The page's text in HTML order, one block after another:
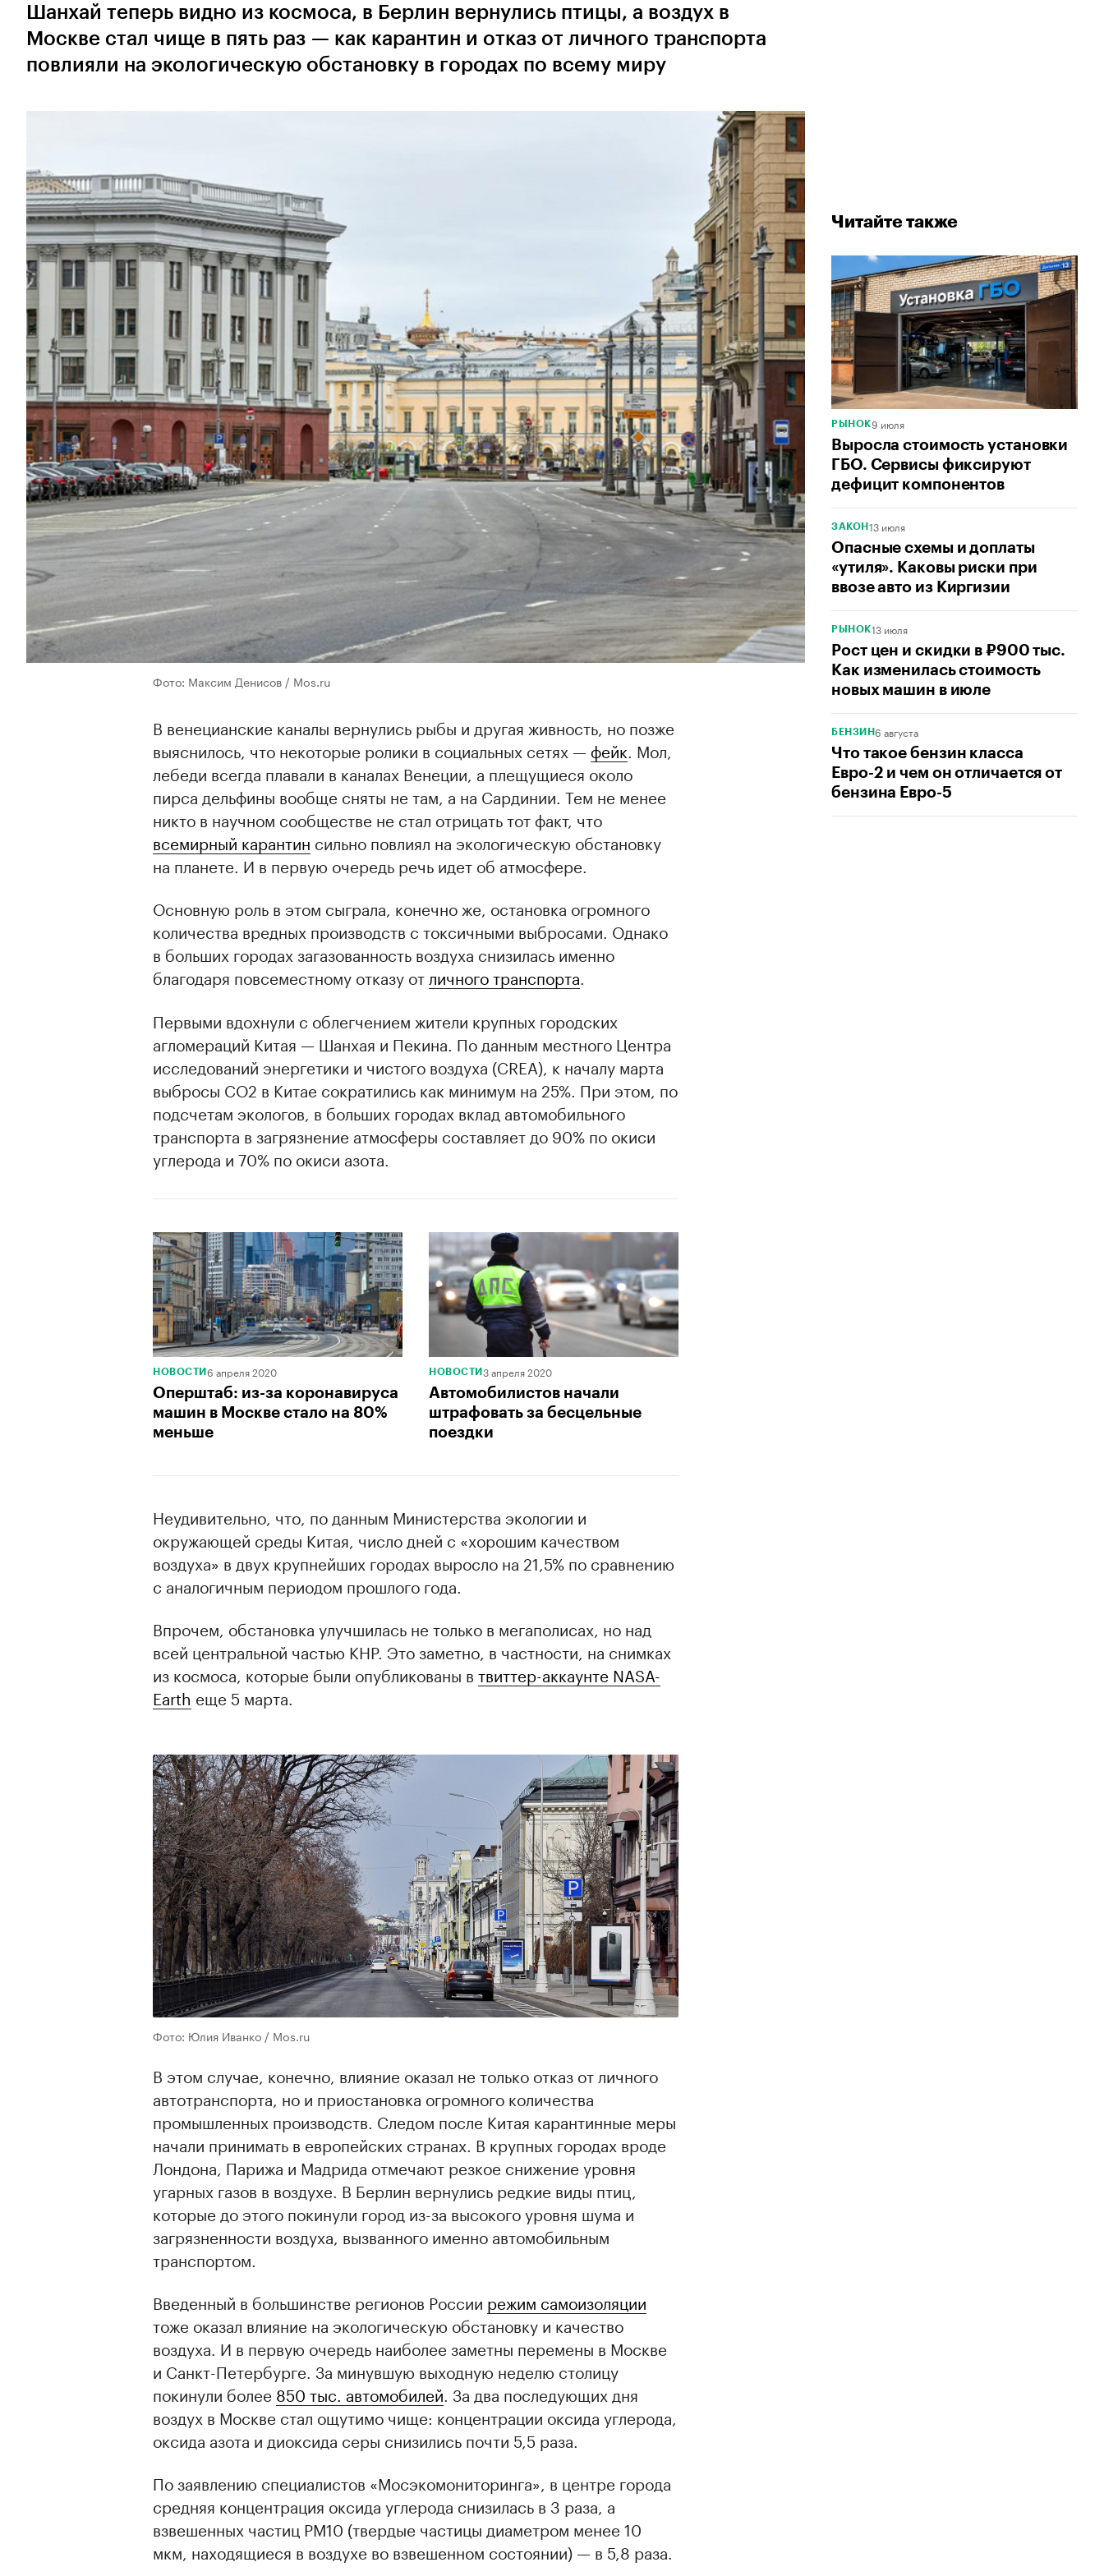
Читайте также
РЫНОК9 июля
Выросла стоимость установки
ГБО. Сервисы фиксируют
дефицит компонентов
ЗАКОН 13 июля
Опасные схемы и доплаты
«утиля». Каковы риски при
ввозе авто из Киргизии
РЫНОК13 июля
Рост цен и скидки в ₽900 тыс.
Как изменилась стоимость
новых машин в июле
БЕНЗИН6 августа
Что такое бензин класса
Евро-2 и чем он отличается от
бензина Евро-5
Шанхай теперь видно из космоса, в Берлин вернулись птицы, а воздух в
Москве стал чище в пять раз — как карантин и отказ от личного транспорта
повлияли на экологическую обстановку в городах по всему миру
Фото: Максим Денисов / Mos.ru
В венецианские каналы вернулись рыбы и другая живность, но позже
выяснилось, что некоторые ролики в социальных сетях — фейк. Мол,
лебеди всегда плавали в каналах Венеции, а плещущиеся около
пирса дельфины вообще сняты не там, а на Сардинии. Тем не менее
никто в научном сообществе не стал отрицать тот факт, что
всемирный карантин сильно повлиял на экологическую обстановку
на планете. И в первую очередь речь идет об атмосфере.
Основную роль в этом сыграла, конечно же, остановка огромного
количества вредных производств с токсичными выбросами. Однако
в больших городах загазованность воздуха снизилась именно
благодаря повсеместному отказу от личного транспорта.
00:00 / 00:00
Первыми вдохнули с облегчением жители крупных городских
агломераций Китая — Шанхая и Пекина. По данным местного Центра
исследований энергетики и чистого воздуха (CREA), к началу марта
выбросы СО2 в Китае сократились как минимум на 25%. При этом, по
подсчетам экологов, в больших городах вклад автомобильного
транспорта в загрязнение атмосферы составляет до 90% по окиси
углерода и 70% по окиси азота.
НОВОСТИ 6 апреля 2020
Оперштаб: из-за коронавируса
машин в Москве стало на 80%
меньше
НОВОСТИ 3 апреля 2020
Автомобилистов начали
штрафовать за бесцельные
поездки
Неудивительно, что, по данным Министерства экологии и
окружающей среды Китая, число дней с «хорошим качеством
воздуха» в двух крупнейших городах выросло на 21,5% по сравнению
с аналогичным периодом прошлого года.
Впрочем, обстановка улучшилась не только в мегаполисах, но над
всей центральной частью КНР. Это заметно, в частности, на снимках
из космоса, которые были опубликованы в твиттер-аккаунте NASA-
Earth еще 5 марта.
Фото: Юлия Иванко / Mos.ru
В этом случае, конечно, влияние оказал не только отказ от личного
автотранспорта, но и приостановка огромного количества
промышленных производств. Следом после Китая карантинные меры
начали принимать в европейских странах. В крупных городах вроде
Лондона, Парижа и Мадрида отмечают резкое снижение уровня
угарных газов в воздухе. В Берлин вернулись редкие виды птиц,
которые до этого покинули город из-за высокого уровня шума и
загрязненности воздуха, вызванного именно автомобильным
транспортом.
Введенный в большинстве регионов России режим самоизоляции
тоже оказал влияние на экологическую обстановку и качество
воздуха. И в первую очередь наиболее заметны перемены в Москве
и Санкт-Петербурге. За минувшую выходную неделю столицу
покинули более 850 тыс. автомобилей. За два последующих дня
воздух в Москве стал ощутимо чище: концентрации оксида углерода,
оксида азота и диоксида серы снизились почти 5,5 раза.
По заявлению специалистов «Мосэкомониторинга», в центре города
средняя концентрация оксида углерода снизилась в 3 раза, а
взвешенных частиц РМ10 (твердые частицы диаметром менее 10
мкм, находящиеся в воздухе во взвешенном состоянии) — в 5,8 раза.